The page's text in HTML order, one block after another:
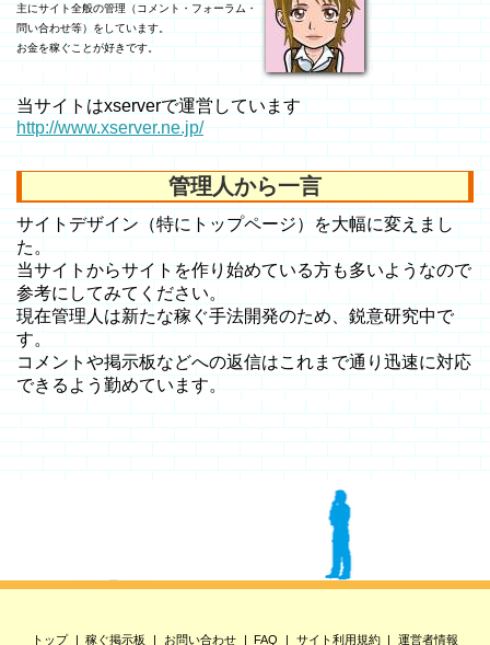
主にサイト全般の管理（コメント・フォーラム・
問い合わせ等）をしています。
お金を稼ぐことが好きです。
当サイトはxserverで運営しています
http://www.xserver.ne.jp/
管理人から一言
サイトデザイン（特にトップページ）を大幅に変えまし
た。
当サイトからサイトを作り始めている方も多いようなので
参考にしてみてください。
現在管理人は新たな稼ぐ手法開発のため、鋭意研究中で
す。
コメントや掲示板などへの返信はこれまで通り迅速に対応
できるよう勤めています。
トップ 稼ぐ掲示板 お問い合わせ FAQ サイト利用規約 運営者情報